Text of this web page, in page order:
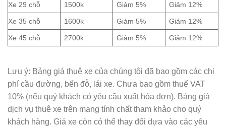
Xe 29 chỗ 1500k Giảm 5% Giảm 12%
Xe 35 chỗ 1600k Giảm 5% Giảm 12%
Xe 45 chỗ 2700k Giảm 5% Giảm 12%
Lưu ý: Bảng giá thuê xe của chúng tôi đã bao gồm các chi
phí cầu đường, bến đỗ, lái xe. Chưa bao gồm thuế VAT
10% (nếu quý khách có yêu cầu xuất hóa đơn). Bảng giá
dịch vụ thuê xe trên mang tính chất tham khảo cho quý
khách hàng. Giá xe còn có thể thay đổi dựa vào các yêu